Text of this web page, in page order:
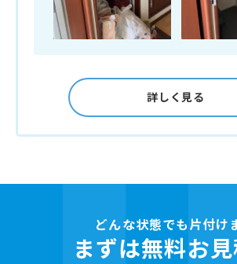
詳しく見る
どんな状態でも片付け
まずは無料お見